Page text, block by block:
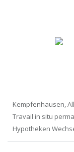
Kempfenhausen,
Travail in situ
Hypotheken